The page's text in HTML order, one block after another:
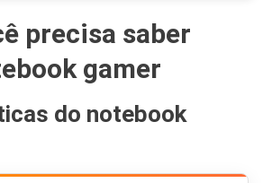
precisa saber
gamer
do notebook